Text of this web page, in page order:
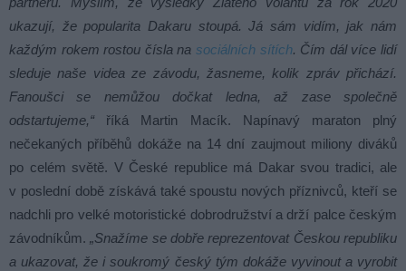
ukazují, že popularita Dakaru stoupá. Já sám vidím, jak nám
každým rokem rostou čísla na sociálních sítích. Čím dál více lidí
sleduje naše videa ze závodu, žasneme, kolik zpráv přichází.
Fanoušci se nemůžou dočkat ledna, až zase společně
odstartujeme,“ říká Martin Macík. Napínavý maraton plný
nečekaných příběhů dokáže na 14 dní zaujmout miliony diváků
po celém světě. V České republice má Dakar svou tradici, ale
v poslední době získává také spoustu nových příznivců, kteří se
nadchli pro velké motoristické dobrodružství a drží palce českým
závodníkům.„Snažíme se dobře reprezentovat Českou republiku
a ukazovat, že i soukromý český tým dokáže vyvinout a vyrobit